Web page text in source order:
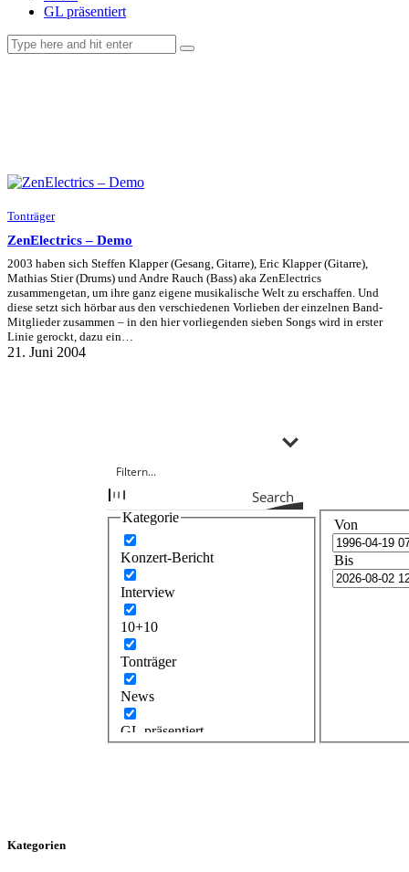
GL präsentiert
Tonträger
ZenElectrics – Demo
2003 haben sich Steffen Klapper (Gesang, Gitarre), Eric Klapper (Gitarre),
Mathias Stier (Drums) und Andre Rauch (Bass) aka ZenElectrics
zusammengetan, um ihre ganz eigene musikalische Welt zu erschaffen. Und
diese setzt sich hörbar aus den verschiedenen Vorlieben der einzelnen Band-
Mitglieder zusammen – in den hier vorliegenden sieben Songs wird in erster
Linie gerockt, dazu ein…
21. Juni 2004
Search
Kategorie
Konzert-Bericht
Interview
10+10
Tonträger
News
GL präsentiert
Von
Bis
Kategorien